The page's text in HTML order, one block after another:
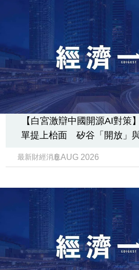
專
區
【白宮激辯中國開源AI對策
單提上枱面 矽谷「開放」
最新財經消息6 AUG 2026